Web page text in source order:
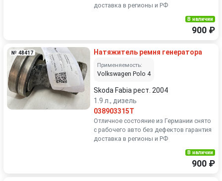
доставка в регионы и РФ
В наличии
900 ₽
№ 48417 Натяжитель ремня генератора
Применяемость:
Volkswagen Polo 4
Skoda Fabia рест. 2004
1.9 л., дизель
038903315T
Отличное состояние из Германии снято
с рабочего авто без дефектов гарантия
доставка в регионы и РФ
В наличии
900 ₽